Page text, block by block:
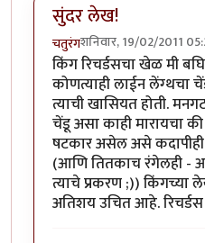
सुंदर लेख!
चतुरंगशनिवार, 19/02/2011
किंग रिचर्डसचा खेळ मी
कोणत्याही लाईन लेंग्थचा
त्याची खासियत होती.
चेंडू असा काही मारायचा
षटकार असेल असे
(आणि तितकाच रंगेलही -
त्याचे प्रकरण ;)) किंगच्या
अतिशय उचित आहे.